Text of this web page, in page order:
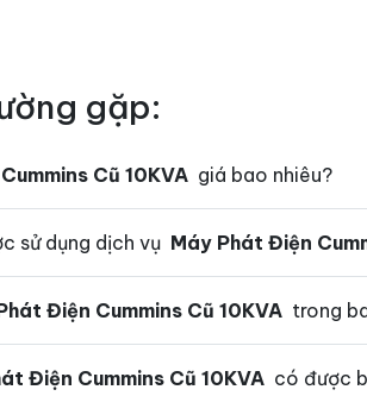
gặp:
Cũ 10KVA giá bao nhiêu?
sử dụng dịch vụ Máy Phát Điện
Điện Cummins Cũ 10KVA trong
Điện Cummins Cũ 10KVA có được